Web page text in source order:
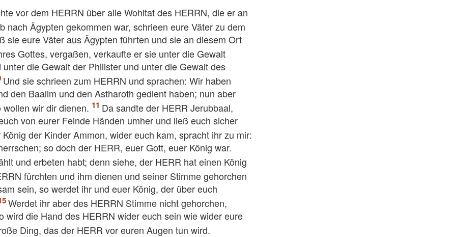
vor dem HERRN über alle Wohltat des HERRN, die er an
nach Ägypten gekommen war, schrieen eure Väter zu dem
sie eure Väter aus Ägypten führten und sie an diesem Ort
Gottes, vergaßen, verkaufte er sie unter die Gewalt
die Gewalt der Philister und unter die Gewalt des
Und sie schrieen zum HERRN und sprachen: Wir haben
den Baalim und den Astharoth gedient haben; nun aber
wir dir dienen.
Da sandte der HERR Jerubbaal,
von eurer Feinde Händen umher und ließ euch sicher
der Kinder Ammon, wider euch kam, spracht ihr zu mir:
so doch der HERR, euer Gott, euer König war.
und erbeten habt; denn siehe, der HERR hat einen König
fürchten und ihm dienen und seiner Stimme gehorchen
sein, so werdet ihr und euer König, der über euch
Werdet ihr aber des HERRN Stimme nicht gehorchen,
die Hand des HERRN wider euch sein wie wider eure
Ding, das der HERR vor euren Augen tun wird.